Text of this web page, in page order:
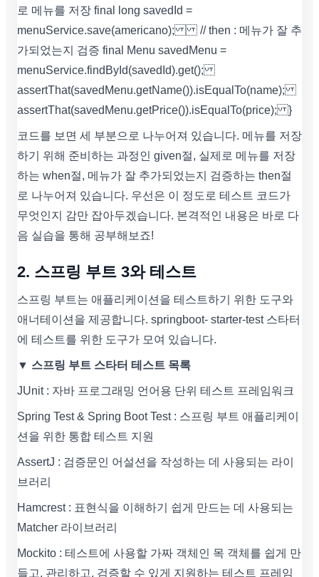
로 메뉴를 저장 final long savedId =
menuService.save(americano); // then : 메뉴가 잘 추
가되었는지 검증 final Menu savedMenu =
menuService.findById(savedId).get();
assertThat(savedMenu.getName()).isEqualTo(name);
assertThat(savedMenu.getPrice()).isEqualTo(price); }
코드를 보면 세 부분으로 나누어져 있습니다. 메뉴를 저장
하기 위해 준비하는 과정인 given절, 실제로 메뉴를 저장
하는 when절, 메뉴가 잘 추가되었는지 검증하는 then절
로 나누어져 있습니다. 우선은 이 정도로 테스트 코드가
무엇인지 감만 잡아두겠습니다. 본격적인 내용은 바로 다
음 실습을 통해 공부해보죠!
2. 스프링 부트 3와 테스트
스프링 부트는 애플리케이션을 테스트하기 위한 도구와
애너테이션을 제공합니다. springboot- starter-test 스타터
에 테스트를 위한 도구가 모여 있습니다.
▼ 스프링 부트 스타터 테스트 목록
JUnit : 자바 프로그래밍 언어용 단위 테스트 프레임워크
Spring Test & Spring Boot Test : 스프링 부트 애플리케이
션을 위한 통합 테스트 지원
AssertJ : 검증문인 어설션을 작성하는 데 사용되는 라이
브러리
Hamcrest : 표현식을 이해하기 쉽게 만드는 데 사용되는
Matcher 라이브러리
Mockito : 테스트에 사용할 가짜 객체인 목 객체를 쉽게 만
들고, 관리하고, 검증할 수 있게 지원하는 테스트 프레임